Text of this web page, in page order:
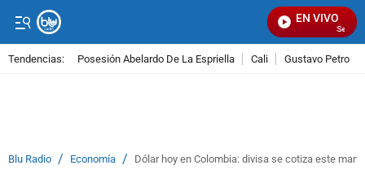
EN VIVO
Señal
Tendencias: Posesión Abelardo De La Espriella Cali Gustavo Petro
Blu Radio / Economía / Dólar hoy en Colombia: divisa se cotiza este